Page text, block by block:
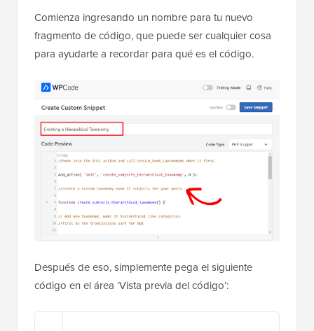
Comienza ingresando un nombre para tu nuevo
fragmento de código, que puede ser cualquier cosa
para ayudarte a recordar para qué es el código.
Después de eso, simplemente pega el siguiente
código en el área ‘Vista previa del código’: